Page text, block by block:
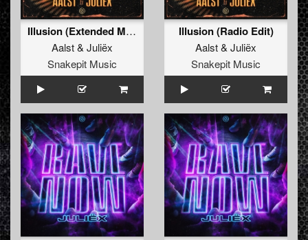
Illusion (Extended Mix)
Aalst& Juliëx
Snakepit Music
Illusion (Radio Edit)
Aalst& Juliëx
Snakepit Music